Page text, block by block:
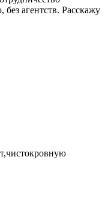
агентств. Расскажу